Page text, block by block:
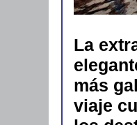
La
más
viaje